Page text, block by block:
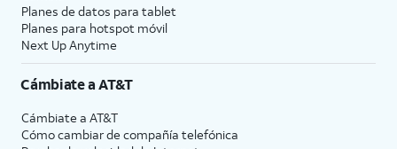
Planes de datos para tablet
Planes para hotspot móvil
Next Up Anytime
Cámbiate aAT&T
Cámbiate a AT&T
Cómo cambiar de compañía telefónica